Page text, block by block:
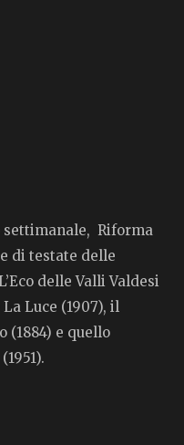
settimanale, Riforma
di testate delle
delle Valli Valdesi
Luce (1907), il
(1884) e quello